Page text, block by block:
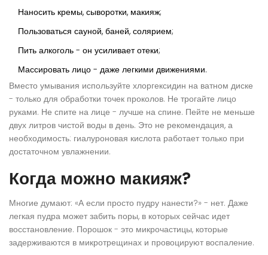
Наносить кремы, сыворотки, макияж;
Пользоваться сауной, баней, солярием;
Пить алкоголь - он усиливает отеки;
Массировать лицо - даже легкими движениями.
Вместо умывания используйте хлоргексидин на ватном диске
- только для обработки точек проколов. Не трогайте лицо
руками. Не спите на лице - лучше на спине. Пейте не меньше
двух литров чистой воды в день. Это не рекомендация, а
необходимость: гиалуроновая кислота работает только при
достаточном увлажнении.
Когда можно макияж?
Многие думают: «А если просто пудру нанести?» - нет. Даже
легкая пудра может забить поры, в которых сейчас идет
восстановление. Порошок - это микрочастицы, которые
задерживаются в микротрещинах и провоцируют воспаление.